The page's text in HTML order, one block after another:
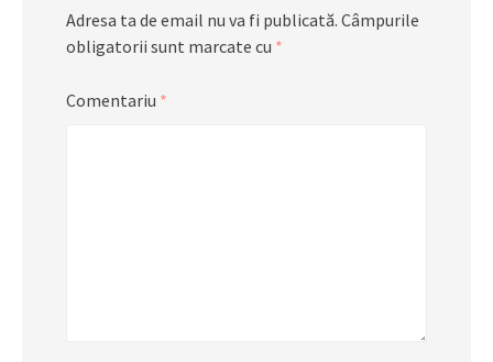
Adresa ta de email nu va fi publicată. Câmpurile
obligatorii sunt marcate cu *
Comentariu *